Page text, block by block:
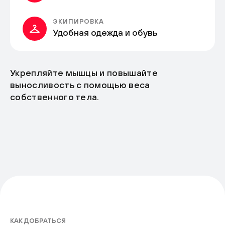
ЭКИПИРОВКА
Удобная одежда и обувь
Укрепляйте мышцы и повышайте
выносливость с помощью веса
собственного тела.
КАК ДОБРАТЬСЯ